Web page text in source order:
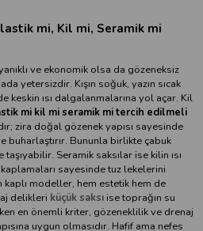
mi, Kil mi, Seramik mi
ve ekonomik olsa da gözeneksiz
yetersizdir. Kışın soğuk, yazın sıcak
keskin ısı dalgalanmalarına yol açar. Kil
mi kil mi seramik mi tercih edilmeli
zira doğal gözenek yapısı sayesinde
buharlaştırır. Bununla birlikte çabuk
Seramik saksılar ise kilin ısı
sayesinde tuz lekelerini
modeller, hem estetik hem de
delikleri küçük saksı ise toprağın su
en önemli kriter, gözeneklilik ve drenaj
uygun olmasıdır. Hafif ama nefes